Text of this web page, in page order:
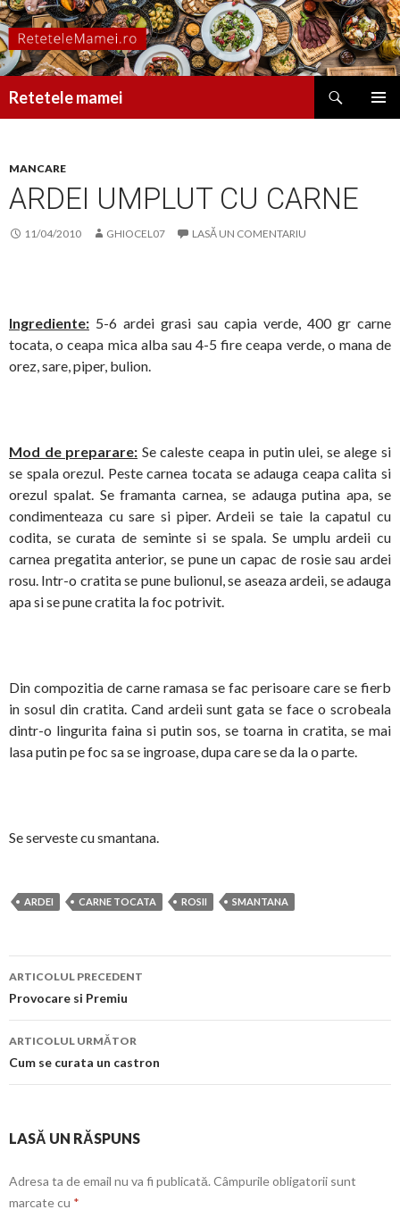
Retetele mamei
MANCARE
ARDEI UMPLUT CU CARNE
11/04/2010 GHIOCEL07 LASĂ UN COMENTARIU
Ingrediente: 5-6 ardei grasi sau capia verde, 400 gr carne
tocata, o ceapa mica alba sau 4-5 fire ceapa verde, o mana de
orez, sare, piper, bulion.
Mod de preparare: Se caleste ceapa in putin ulei, se alege si
se spala orezul. Peste carnea tocata se adauga ceapa calita si
orezul spalat. Se framanta carnea, se adauga putina apa, se
condimenteaza cu sare si piper. Ardeii se taie la capatul cu
codita, se curata de seminte si se spala. Se umplu ardeii cu
carnea pregatita anterior, se pune un capac de rosie sau ardei
rosu. Intr-o cratita se pune bulionul, se aseaza ardeii, se adauga
apa si se pune cratita la foc potrivit.
Din compozitia de carne ramasa se fac perisoare care se fierb
in sosul din cratita. Cand ardeii sunt gata se face o scrobeala
dintr-o lingurita faina si putin sos, se toarna in cratita, se mai
lasa putin pe foc sa se ingroase, dupa care se da la o parte.
Se serveste cu smantana.
ARDEI CARNE TOCATA ROSII SMANTANA
Navigare
în
articol
ARTICOLUL PRECEDENT
Provocare si Premiu
ARTICOLUL URMĂTOR
Cum se curata un castron
LASĂ UN RĂSPUNS
Adresa ta de email nu va fi publicată. Câmpurile obligatorii sunt
marcate cu *